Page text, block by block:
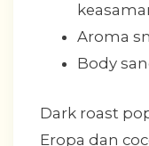
Aroma
Body
Dark roast
Eropa dan